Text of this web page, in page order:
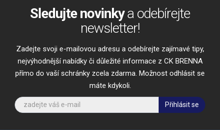
Sledujte novinkya odebírejte
newsletter!
Zadejte svoji e-mailovou adresu a odebírejte zajímavé tipy,
nejvýhodnější nabídky či důležité informace z CK BRENNA
přímo do vaší schránky zcela zdarma. Možnost odhlásit se
máte kdykoli.
Přihlásit se